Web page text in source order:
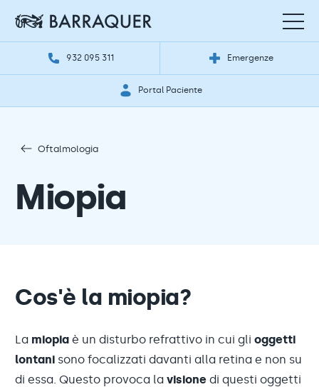
932 095 311 Emergenze
Portal Paciente
Oftalmologia
Miopia
Cos'è la miopia?
La miopia è un disturbo refrattivo in cui gli oggetti
lontani sono focalizzati davanti alla retina e non su
di essa. Questo provoca la visione di questi oggetti